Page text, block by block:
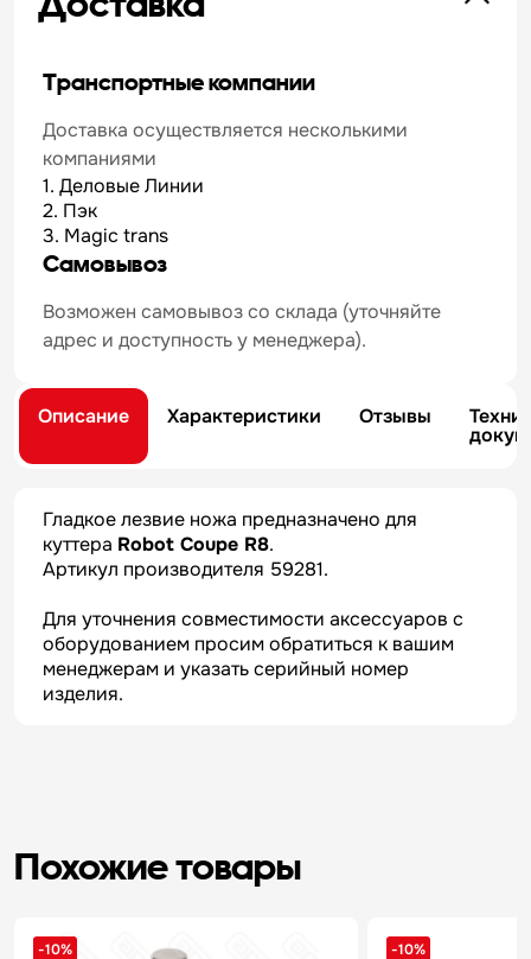
Транспортные компании
Доставка осуществляется несколькими
компаниями
1. Деловые Линии
2. Пэк
3. Magic trans
Самовывоз
Возможен самовывоз со склада (уточняйте
адрес и доступность у менеджера).
Описание Характеристики Отзывы
Гладкое лезвие ножа предназначено для
куттера Robot Coupe R8.
Артикул производителя 59281.
Для уточнения совместимости аксессуаров с
оборудованием просим обратиться к вашим
менеджерам и указать серийный номер
изделия.
Похожие товары
-10% -10%